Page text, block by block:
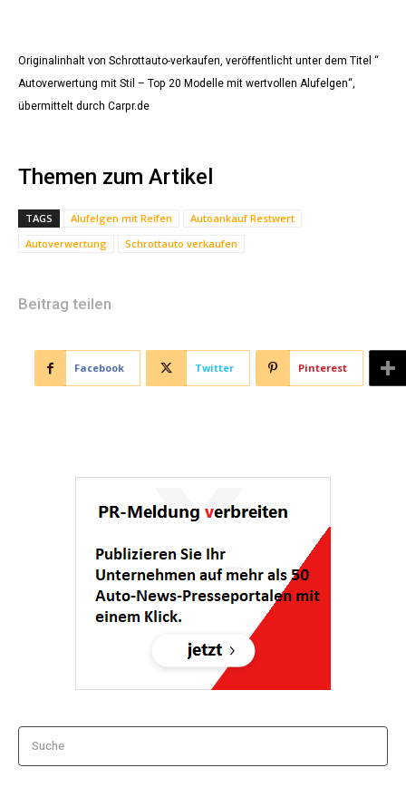
Originalinhalt von Schrottauto-verkaufen, veröffentlicht unter dem Titel “
Autoverwertung mit Stil – Top 20 Modelle mit wertvollen Alufelgen“,
übermittelt durch Carpr.de
Themen zum Artikel
TAGS Alufelgen mit Reifen
Autoankauf Restwert
Autoverwertung
Schrottauto verkaufen
Beitrag teilen
Facebook Twitter Pinterest
Suche